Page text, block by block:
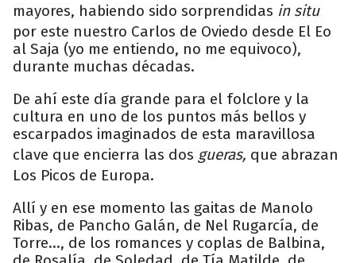
mayores, habiendo sido sorprendidas in situ
por este nuestro Carlos de Oviedo desde El Eo
al Saja (yo me entiendo, no me equivoco),
durante muchas décadas.
De ahí este día grande para el folclore y la
cultura en uno de los puntos más bellos y
escarpados imaginados de esta maravillosa
clave que encierra las dos gueras, que abrazan
Los Picos de Europa.
Allí y en ese momento las gaitas de Manolo
Ribas, de Pancho Galán, de Nel Rugarcía, de
Torre..., de los romances y coplas de Balbina,